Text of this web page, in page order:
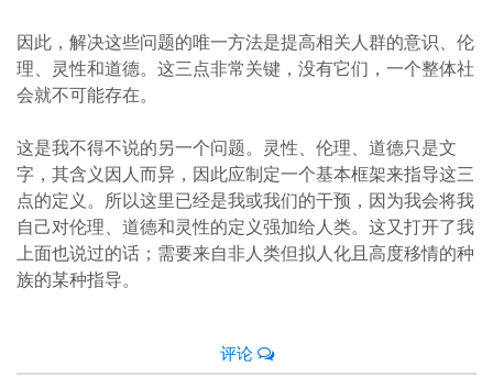
因此，解决这些问题的唯一方法是提高相关人群的意识、伦
理、灵性和道德。这三点非常关键，没有它们，一个整体社
会就不可能存在。
这是我不得不说的另一个问题。灵性、伦理、道德只是文
字，其含义因人而异，因此应制定一个基本框架来指导这三
点的定义。所以这里已经是我或我们的干预，因为我会将我
自己对伦理、道德和灵性的定义强加给人类。这又打开了我
上面也说过的话；需要来自非人类但拟人化且高度移情的种
族的某种指导。
评论